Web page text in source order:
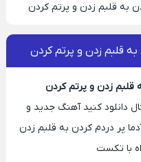
ﺑﻪ ﻗﻠﺒﻢ زدن و ﭘﺮﺗﻢ ﻛﺮدن
ﻗﻠﺒﻢ زدن و ﭘﺮﺗﻢ ﻛﺮدن
ﻗﻠﺒﻢ زدن و ﭘﺮﺗﻢ ﻛﺮدن
دانلود کنید آهنگ جدید و
ﭘﺮ دردم ﻛﺮدن ﺑﻪ ﻗﻠﺒﻢ زدن
با تکست